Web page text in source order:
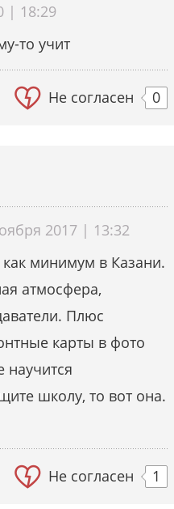
| 18:29
то учит
Не согласен 0
2017 | 13:32
минимум в Казани.
атмосфера,
Плюс
карты в фото
научится
школу, то вот она.
Не согласен 1